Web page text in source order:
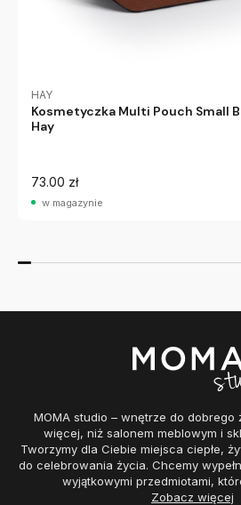
HAY
Kosmetyczka Multi Pouch Small
Hay
73.00 zł
w magazynie
MOMA studio – wnętrze do dobrego
więcej, niż salonem meblowym i
Tworzymy dla Ciebie miejsca ciepłe,
do celebrowania życia. Chcemy
wyjątkowymi przedmiotami,
Zobacz więcej